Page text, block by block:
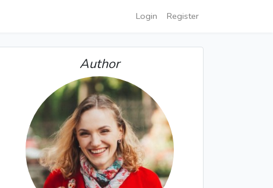
Login Register
Author